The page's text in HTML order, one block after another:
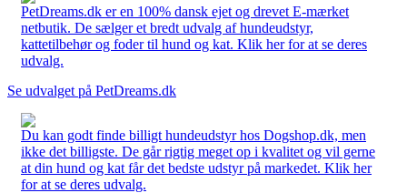
PetDreams.dk er en 100% dansk ejet og drevet E-mærket
netbutik. De sælger et bredt udvalg af hundeudstyr,
kattetilbehør og foder til hund og kat. Klik her for at se deres
udvalg.
Se udvalget på PetDreams.dk
Du kan godt finde billigt hundeudstyr hos Dogshop.dk, men
ikke det billigste. De går rigtig meget op i kvalitet og vil gerne
at din hund og kat får det bedste udstyr på markedet. Klik her
for at se deres udvalg.